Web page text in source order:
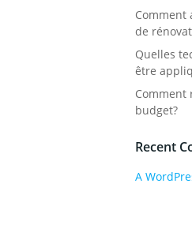
Comment
de
Quelles
être
Comment
budget?
Recent
A